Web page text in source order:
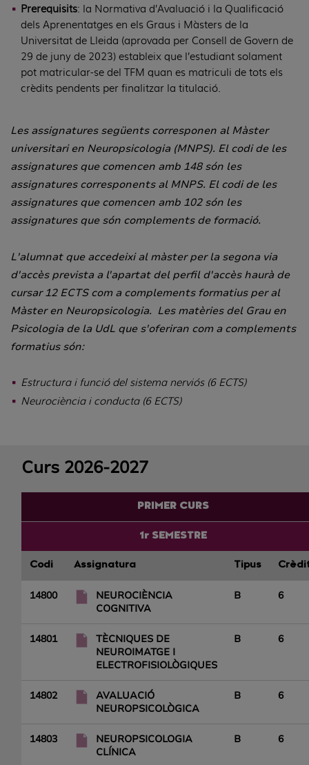
Prerequisits: la Normativa d’Avaluació i la Qualificació
dels Aprenentatges en els Graus i Màsters de la
Universitat de Lleida (aprovada per Consell de Govern de
29 de juny de 2023) estableix que l’estudiant solament
pot matricular-se del TFM quan es matriculi de tots els
crèdits pendents per finalitzar la titulació.
Les assignatures següents corresponen al Màster
universitari en Neuropsicologia (MNPS). El codi de les
assignatures que comencen amb 148 són les
assignatures corresponents al MNPS. El codi de les
assignatures que comencen amb 102 són les
assignatures que són complements de formació.
L'alumnat que accedeixi al màster per la segona via
d'accès prevista a l'apartat del perfil d'accès haurà de
cursar 12 ECTS com a complements formatius per al
Màster en Neuropsicologia. Les matèries del Grau en
Psicologia de la UdL que s'oferiran com a complements
formatius són:
Estructura i funció del sistema nerviós (6 ECTS)
Neurociència i conducta (6 ECTS)
Curs 2026-2027
PRIMER CURS
1r SEMESTRE
Codi Assignatura Tipus
14800
NEUROCIÈNCIA
COGNITIVA
B 6
14801
TÈCNIQUES DE
NEUROIMATGE I
ELECTROFISIOLÒGIQUES
B 6
14802
AVALUACIÓ
NEUROPSICOLÒGICA
B 6
14803
NEUROPSICOLOGIA
CLÍNICA
B 6